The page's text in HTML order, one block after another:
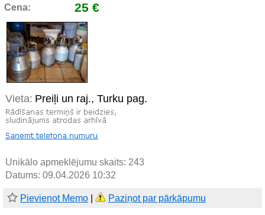
Cena: 25 €
Vieta: Preiļi un raj., Turku pag.
Unikālo apmeklējumu skaits: 243
Datums: 09.04.2026 10:32
Pievienot Memo Paziņot par pārkāpumu